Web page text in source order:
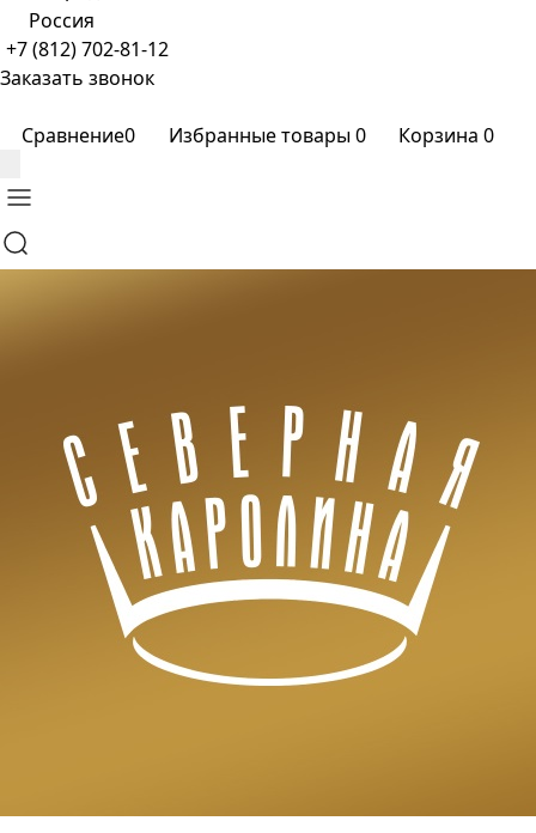
Россия
+7 (812) 702-81-12
Заказать звонок
Сравнение0 Избранные товары0 Корзина 0